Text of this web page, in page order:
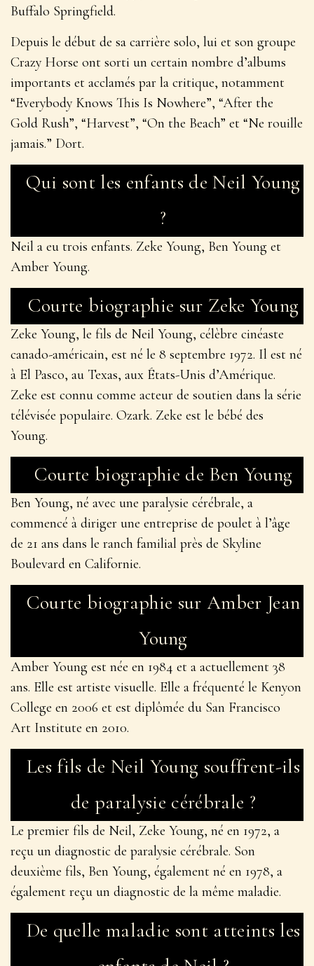
by Laura November 19, 2024 0 0
Qui sont Neil Young
Children ? Rencontrez Zeke
Young, Ben et Amber
Le musicien, auteur-compositeur-interprète et
novembre 1945 à Toronto, au Canada.
Neil Young est plusieurs fois lauréat d’un Grammy et
d’un Juno Award. Il a été intronisé au Rock & Roll
Hall of Fame à deux reprises : en 1995 en tant
qu’artiste solo et en 1997 en tant que membre de
Buffalo Springfield.
Depuis le début de sa carrière solo, lui et son groupe
Crazy Horse ont sorti un certain nombre d’albums
importants et acclamés par la critique, notamment
“Everybody Knows This Is Nowhere”, “After the
jamais.” Dort.
Qui sont les enfants de Neil Young
?
Amber Young.
Courte biographie sur Zeke Young
Zeke Young, le fils de Neil Young, célèbre cinéaste
canado-américain, est né le 8 septembre 1972. Il est né
à El Pasco, au Texas, aux États-Unis d’Amérique.
Zeke est connu comme acteur de soutien dans la série
Young.
Courte biographie de Ben Young
Ben Young, né avec une paralysie cérébrale, a
commencé à diriger une entreprise de poulet à l’âge
de 21 ans dans le ranch familial près de Skyline
Boulevard en Californie.
Courte biographie sur Amber Jean